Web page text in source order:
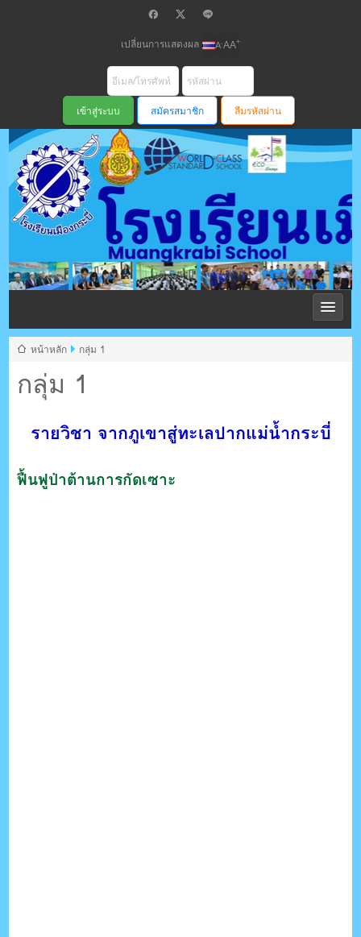
เปลี่ยนการแสดงผล A-AA+
สมัครสมาชิก ลืมรหัสผ่าน
โรงเรียนเมือง
กระบี่ สพม
ตรัง กระบี่
ระบบบริหารจัดการเว็บไซต์ (CMS) ด้วย Ajax โดยคนไทย
กลุ่ม 1
หน้าหลัก กลุ่ม 1
รายวิชา จากภูเขาสู่ทะเลปากแม่น้ำกระบี่
ฟื้นฟูป่าต้านการกัดเซาะ